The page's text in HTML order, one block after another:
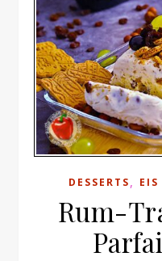
DESSERTS,
Rum-